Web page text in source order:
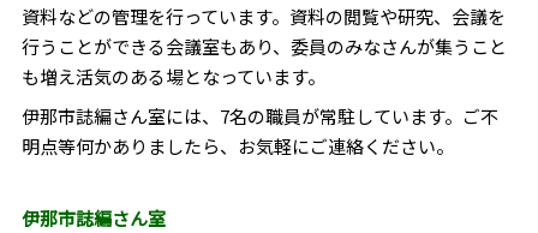
資料などの管理を行っています。資料の閲覧や研究、会議を
行うことができる会議室もあり、委員のみなさんが集うこと
も増え活気のある場となっています。
伊那市誌編さん室には、7名の職員が常駐しています。ご不
明点等何かありましたら、お気軽にご連絡ください。
伊那市誌編さん室